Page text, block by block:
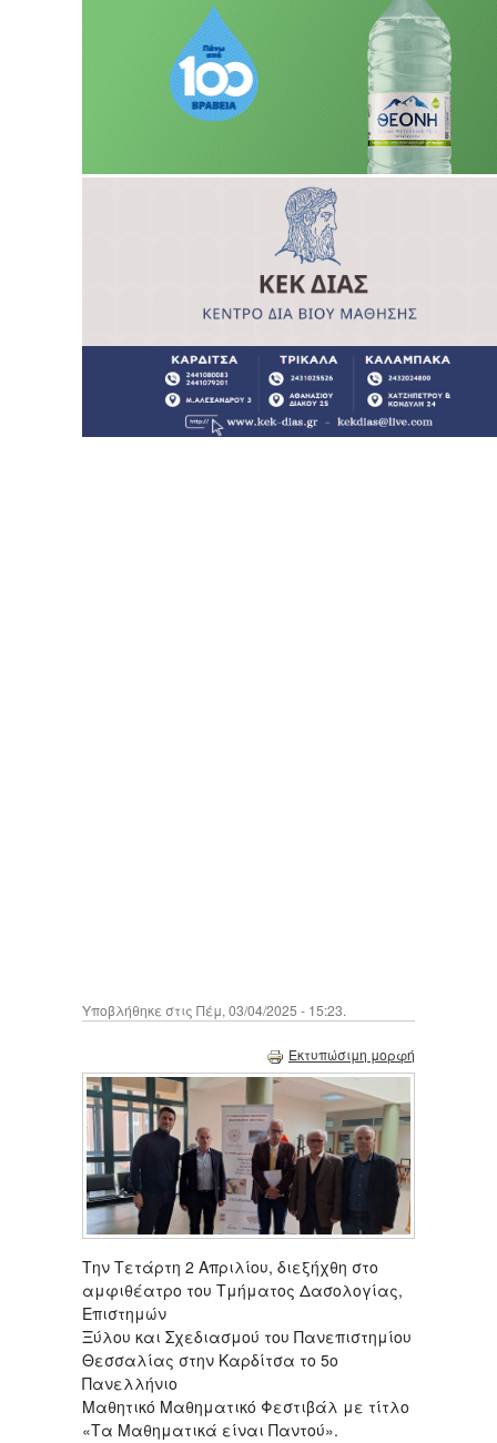
Υποβλήθηκε στις Πέμ, 03/04/2025 - 15:23.
Εκτυπώσιμη μορφή
Την Τετάρτη 2 Απριλίου, διεξήχθη στο
αμφιθέατρο του Τμήματος Δασολογίας,
Επιστημών
Ξύλου και Σχεδιασμού του Πανεπιστημίου
Θεσσαλίας στην Καρδίτσα το 5ο
Πανελλήνιο
Μαθητικό Μαθηματικό Φεστιβάλ με τίτλο
«Τα Μαθηματικά είναι Παντού».